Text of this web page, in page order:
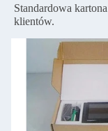
Standardowa
klientów.